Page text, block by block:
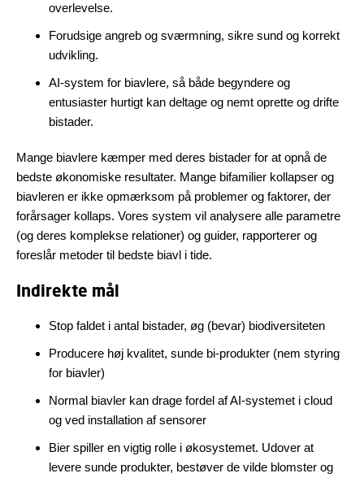
overlevelse.
Forudsige angreb og sværmning, sikre sund og korrekt
udvikling.
AI-system for biavlere, så både begyndere og
entusiaster hurtigt kan deltage og nemt oprette og drifte
bistader.
Mange biavlere kæmper med deres bistader for at opnå de
bedste økonomiske resultater. Mange bifamilier kollapser og
biavleren er ikke opmærksom på problemer og faktorer, der
forårsager kollaps. Vores system vil analysere alle parametre
(og deres komplekse relationer) og guider, rapporterer og
foreslår metoder til bedste biavl i tide.
Indirekte mål
Stop faldet i antal bistader, øg (bevar) biodiversiteten
Producere høj kvalitet, sunde bi-produkter (nem styring
for biavler)
Normal biavler kan drage fordel af AI-systemet i cloud
og ved installation af sensorer
Bier spiller en vigtig rolle i økosystemet. Udover at
levere sunde produkter, bestøver de vilde blomster og